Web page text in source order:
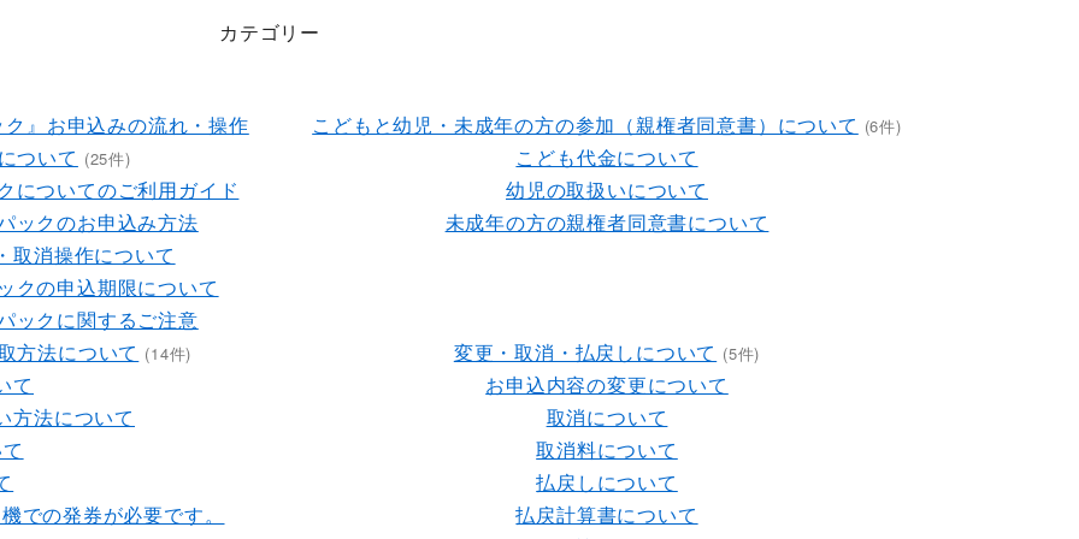
カテゴリー
』お申込みの流れ・操作
ついて (25件)
についてのご利用ガイド
ックのお申込み方法
取消操作について
クの申込期限について
ックに関するご注意
こどもと幼児・未成年の方の参加（親権者同意書）について (6件)
こども代金について
幼児の取扱いについて
未成年の方の親権者同意書について
方法について (14件)
て
方法について
での発券が必要です。
変更・取消・払戻しについて (5件)
お申込内容の変更について
取消について
取消料について
払戻しについて
払戻計算書について